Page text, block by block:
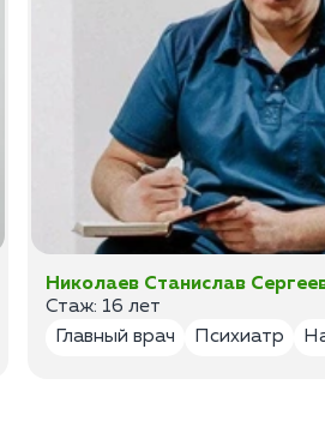
Николаев Станислав
Стаж: 16 лет
Главный врач
Психиатр